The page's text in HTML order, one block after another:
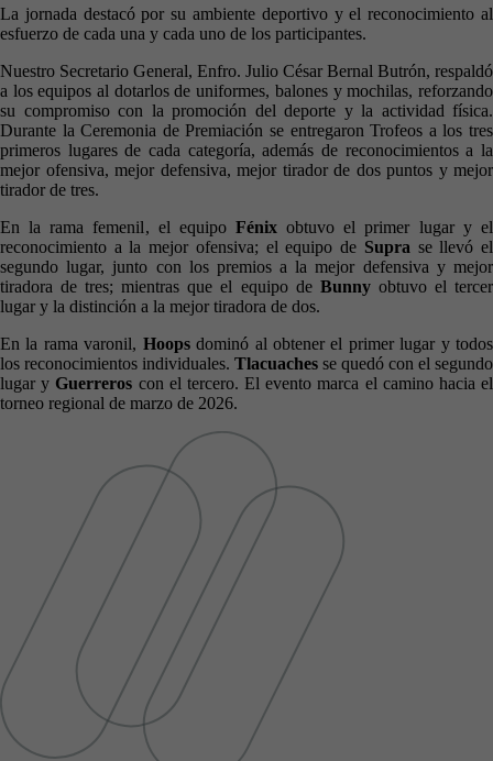
La jornada destacó por su ambiente deportivo y el reconocimiento al
esfuerzo de cada una y cada uno de los participantes.
Nuestro Secretario General, Enfro. Julio César Bernal Butrón, respaldó
a los equipos al dotarlos de uniformes, balones y mochilas, reforzando
su compromiso con la promoción del deporte y la actividad física.
Durante la Ceremonia de Premiación se entregaron Trofeos a los tres
primeros lugares de cada categoría, además de reconocimientos a la
mejor ofensiva, mejor defensiva, mejor tirador de dos puntos y mejor
tirador de tres.
En la rama femenil, el equipo Fénix obtuvo el primer lugar y el
reconocimiento a la mejor ofensiva; el equipo de Supra se llevó el
segundo lugar, junto con los premios a la mejor defensiva y mejor
tiradora de tres; mientras que el equipo de Bunnyobtuvo el tercer
lugar y la distinción a la mejor tiradora de dos.
En la rama varonil, Hoopsdominó al obtener el primer lugar y todos
los reconocimientos individuales. Tlacuaches se quedó con el segundo
lugar y Guerreros con el tercero. El evento marca el camino hacia el
torneo regional de marzo de 2026.